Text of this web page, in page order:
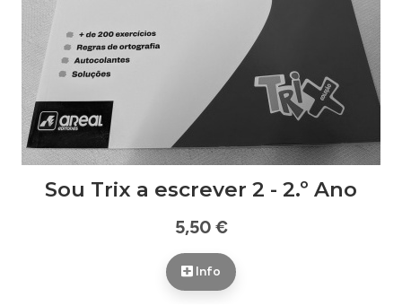
Sou Trix a escrever 2 - 2.º Ano
5,50 €
Info